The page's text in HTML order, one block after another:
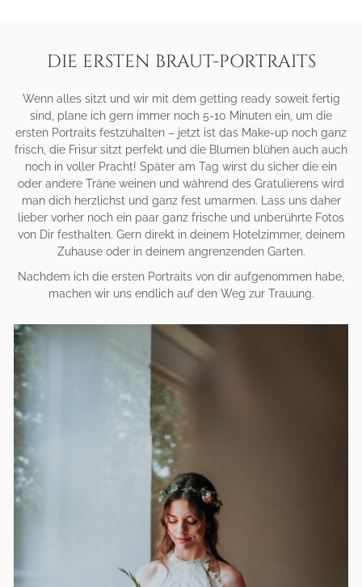
DIE ERSTEN BRAUT-PORTRAITS
Wenn alles sitzt und wir mit dem getting ready soweit fertig
sind, plane ich gern immer noch 5-10 Minuten ein, um die
ersten Portraits festzuhalten – jetzt ist das Make-up noch ganz
frisch, die Frisur sitzt perfekt und die Blumen blühen auch auch
noch in voller Pracht! Später am Tag wirst du sicher die ein
oder andere Träne weinen und während des Gratulierens wird
man dich herzlichst und ganz fest umarmen. Lass uns daher
lieber vorher noch ein paar ganz frische und unberührte Fotos
von Dir festhalten. Gern direkt in deinem Hotelzimmer, deinem
Zuhause oder in deinem angrenzenden Garten.
Nachdem ich die ersten Portraits von dir aufgenommen habe,
machen wir uns endlich auf den Weg zur Trauung.